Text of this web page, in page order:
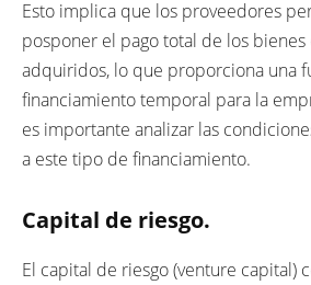
Esto implica que los proveedores
posponer el pago total de los bienes
adquiridos, lo que proporciona una
financiamiento temporal para la
es importante analizar las
a este tipo de financiamiento.
Capital de riesgo.
El capital de riesgo (venture capital)